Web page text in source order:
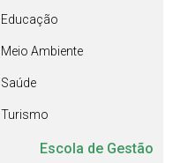
Educação
Meio Ambiente
Saúde
Turismo
Escola de Gestão